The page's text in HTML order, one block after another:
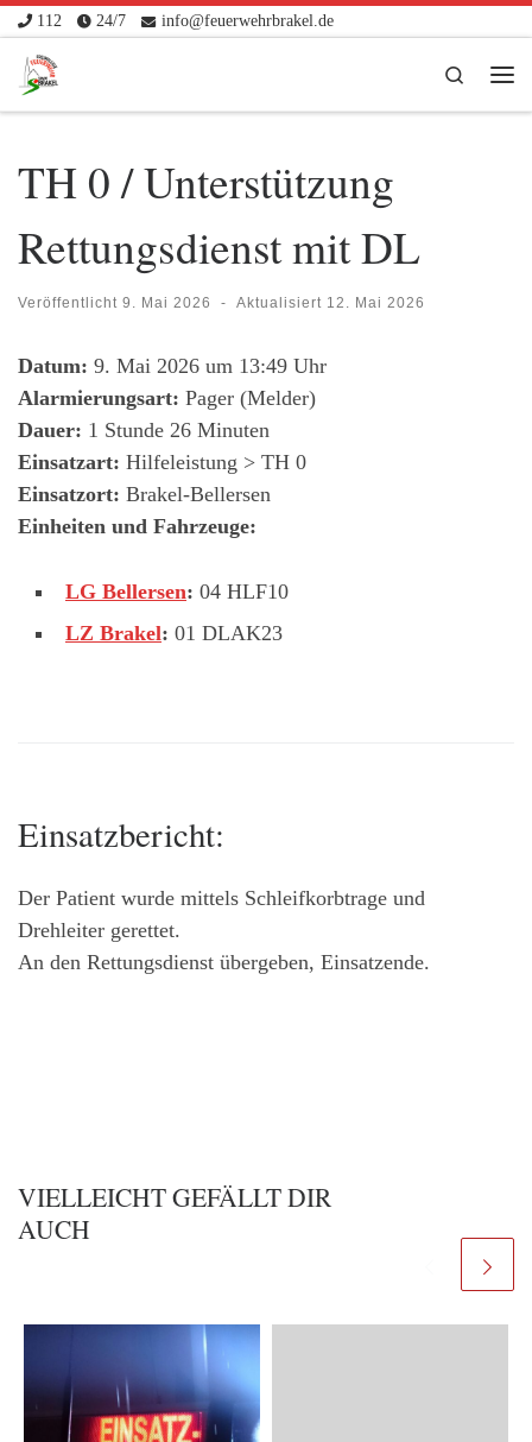
Zum Inhalt springen
112 24/7 info@feuerwehrbrakel.de
Search
TH 0 / Unterstützung
Rettungsdienst mit DL
Veröffentlicht 9. Mai 2026 - Aktualisiert 12. Mai 2026
Datum: 9. Mai 2026 um 13:49 Uhr
Alarmierungsart: Pager (Melder)
Dauer: 1 Stunde 26 Minuten
Einsatzart: Hilfeleistung > TH 0
Einsatzort: Brakel-Bellersen
Einheiten und Fahrzeuge:
LG Bellersen: 04 HLF10
LZ Brakel: 01 DLAK23
Einsatzbericht:
Der Patient wurde mittels Schleifkorbtrage und
Drehleiter gerettet.
An den Rettungsdienst übergeben, Einsatzende.
VIELLEICHT GEFÄLLT DIR
AUCH